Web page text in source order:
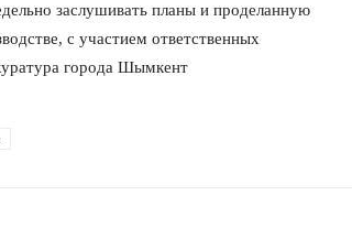
заслушивать планы и проделанную
с участием ответственных
города Шымкент